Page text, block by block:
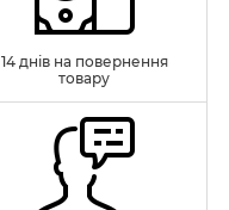
14 днів на повернення
товару